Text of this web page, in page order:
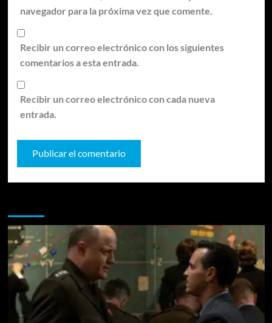
navegador para la próxima vez que comente.
Recibir un correo electrónico con los siguientes
comentarios a esta entrada.
Recibir un correo electrónico con cada nueva
entrada.